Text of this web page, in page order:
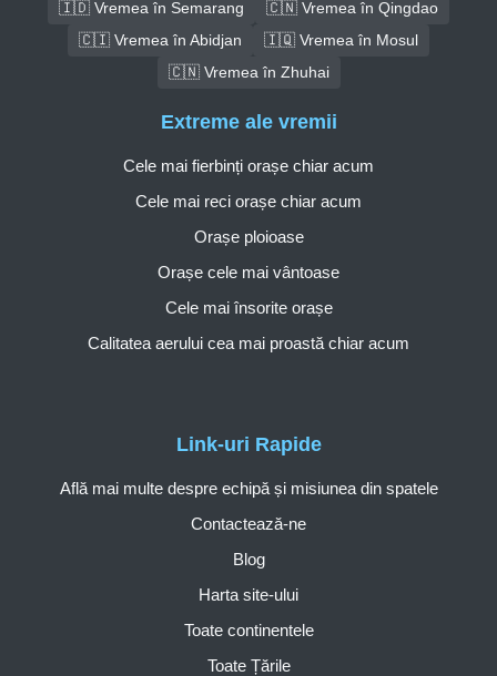
🇮🇩 Vremea în Semarang
🇨🇳 Vremea în Qingdao
🇨🇮 Vremea în Abidjan
🇮🇶 Vremea în Mosul
🇨🇳 Vremea în Zhuhai
Link-uri Rapide
Află mai multe despre echipă și misiunea din spatele
Contactează-ne
Blog
Harta site-ului
Toate continentele
Toate Țările
Extreme ale vremii
Cele mai fierbinți orașe chiar acum
Cele mai reci orașe chiar acum
Orașe ploioase
Orașe cele mai vântoase
Cele mai însorite orașe
Calitatea aerului cea mai proastă chiar acum